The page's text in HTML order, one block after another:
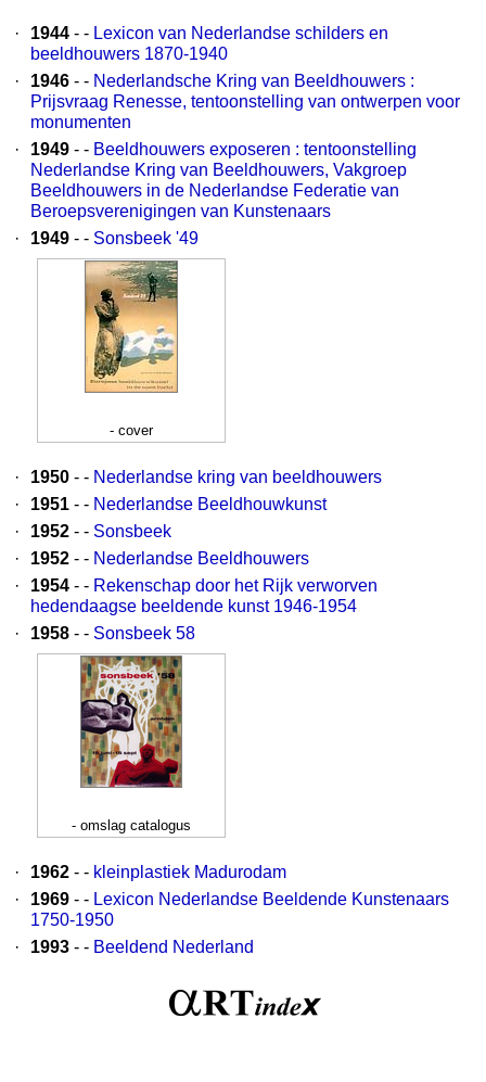
· 1944 - - Lexicon van Nederlandse schilders en
beeldhouwers 1870-1940
·
1946 - - Nederlandsche Kring van Beeldhouwers :
Prijsvraag Renesse, tentoonstelling van ontwerpen voor
monumenten
·
1949 - - Beeldhouwers exposeren : tentoonstelling
Nederlandse Kring van Beeldhouwers, Vakgroep
Beeldhouwers in de Nederlandse Federatie van
Beroepsverenigingen van Kunstenaars
·
1949 - - Sonsbeek '49
- cover
· 1950 - - Nederlandse kring van beeldhouwers
·
1951 - - Nederlandse Beeldhouwkunst
·
1952 - - Sonsbeek
·
1952 - - Nederlandse Beeldhouwers
·
1954 - - Rekenschap door het Rijk verworven
hedendaagse beeldende kunst 1946-1954
·
1958 - - Sonsbeek 58
- omslag catalogus
· 1962 - - kleinplastiek Madurodam
·
1969 - - Lexicon Nederlandse Beeldende Kunstenaars
1750-1950
·
1993 - - Beeldend Nederland